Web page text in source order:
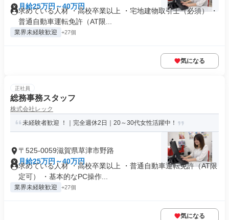
月給25万円～40万円
求めている人材 ・高校卒業以上 ・宅地建物取引士（必須） ・
普通自動車運転免許（AT限...
業界未経験歓迎 +27個
気になる
正社員
総務事務スタッフ
株式会社レック
未経験者歓迎 ！｜完全週休2日｜20～30代女性活躍中！
〒525-0059滋賀県草津市野路
月給25万円～40万円
求めている人材 ・高校卒業以上 ・普通自動車運転免許（AT限
定可） ・基本的なPC操作...
業界未経験歓迎 +27個
気になる